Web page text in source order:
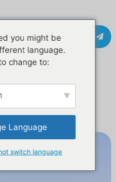
Επικοινωνία
ποδιών,
επιχειρήσεις
you might be
language.
change to:
Language
switch language